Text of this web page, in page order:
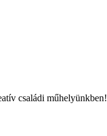
családi műhelyünkben!